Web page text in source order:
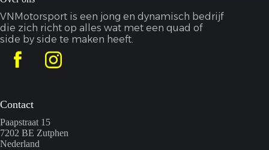
VNMotorsport is een jong en dynamisch bedrijf
die zich richt op alles wat met een quad of
side by side te maken heeft.
Contact
Paapstraat 15
7202 BE Zutphen
Nederland